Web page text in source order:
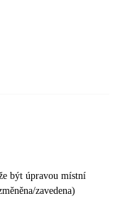
být úpravou místní
zavedena)